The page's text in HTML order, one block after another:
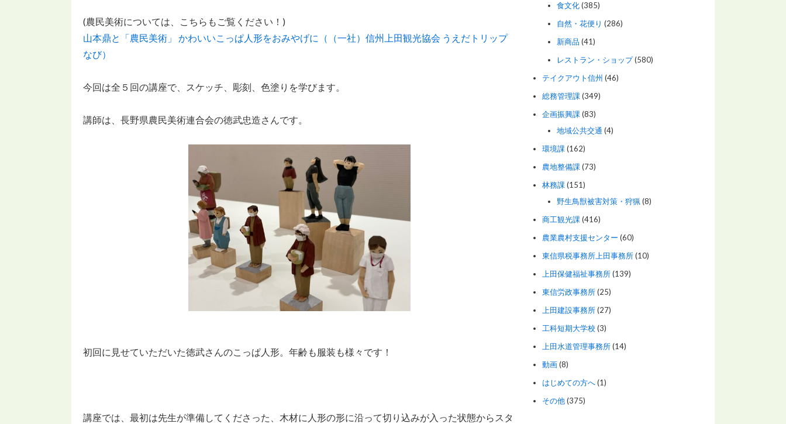
(農民美術については、こちらもご覧ください！)
山本鼎と「農民美術」 かわいいこっぱ人形をおみやげに（（一社）信州上田観光協会 うえだトリップ
なび）
今回は全５回の講座で、スケッチ、彫刻、色塗りを学びます。
講師は、長野県農民美術連合会の徳武忠造さんです。
初回に見せていただいた徳武さんのこっぱ人形。年齢も服装も様々です！
講座では、最初は先生が準備してくださった、木材に人形の形に沿って切り込みが入った状態からスタ
食文化(385)
自然・花便り (286)
新商品 (41)
レストラン・ショップ(580)
テイクアウト信州 (46)
総務管理課(349)
企画振興課(83)
地域公共交通 (4)
環境課(162)
農地整備課(73)
林務課(151)
野生鳥獣被害対策・狩猟(8)
商工観光課(416)
農業農村支援センター (60)
東信県税事務所上田事務所(10)
上田保健福祉事務所(139)
東信労政事務所(25)
上田建設事務所(27)
工科短期大学校 (3)
上田水道管理事務所(14)
動画(8)
はじめての方へ(1)
その他(375)